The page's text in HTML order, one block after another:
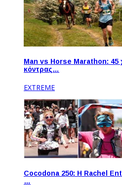
Man vs Horse Marathon: 45
κόντρας…
EXTREME
Cocodona 250: Η Rachel
…